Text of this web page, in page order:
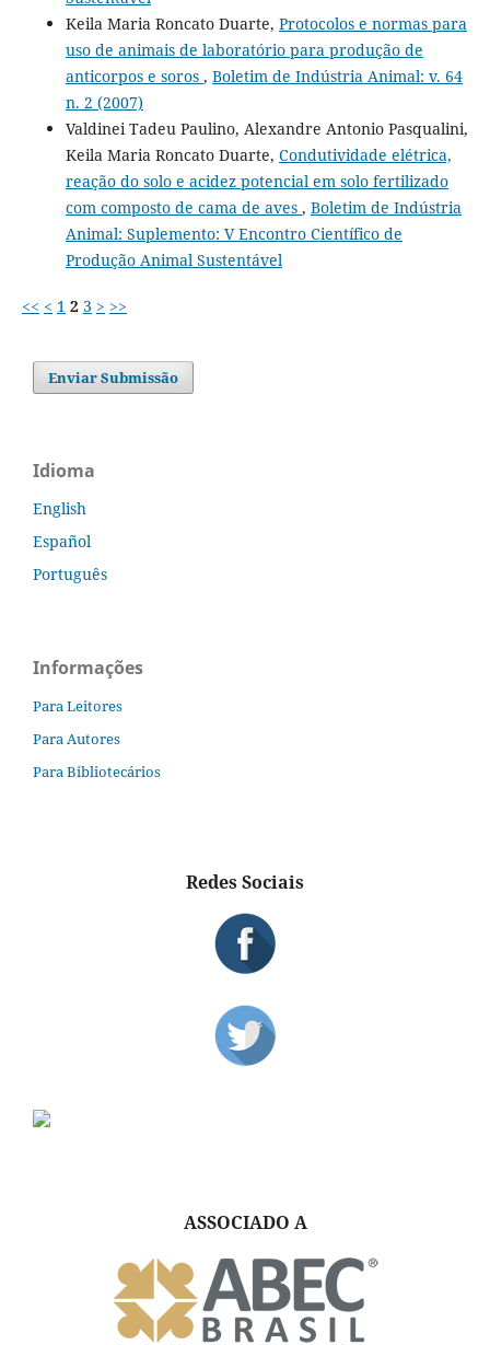
Keila Maria Roncato Duarte, Protocolos e normas para
uso de animais de laboratório para produção de
anticorpos e soros , Boletim de Indústria Animal: v. 64
n. 2 (2007)
Valdinei Tadeu Paulino, Alexandre Antonio Pasqualini,
Keila Maria Roncato Duarte, Condutividade elétrica,
reação do solo e acidez potencial em solo fertilizado
com composto de cama de aves , Boletim de Indústria
Animal: Suplemento: V Encontro Científico de
Produção Animal Sustentável
<< < 1 2 3 > >>
Enviar Submissão
Idioma
English
Español
Português
Informações
Para Leitores
Para Autores
Para Bibliotecários
Redes Sociais
ASSOCIADO A